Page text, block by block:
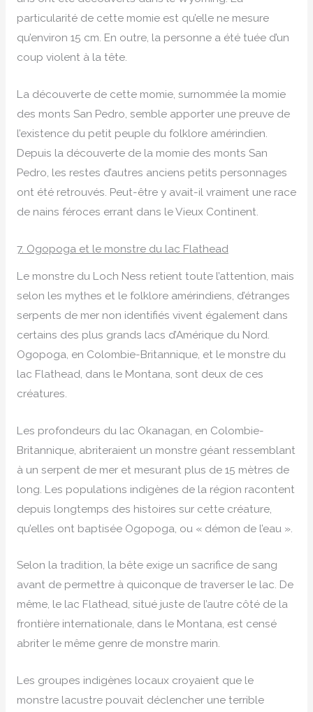
particularité de cette momie est qu’elle ne mesure
qu’environ 15 cm. En outre, la personne a été tuée d’un
coup violent à la tête.
La découverte de cette momie, surnommée la momie
des monts San Pedro, semble apporter une preuve de
l’existence du petit peuple du folklore amérindien.
Depuis la découverte de la momie des monts San
Pedro, les restes d’autres anciens petits personnages
ont été retrouvés. Peut-être y avait-il vraiment une race
de nains féroces errant dans le Vieux Continent.
7. Ogopoga et le monstre du lac Flathead
Le monstre du Loch Ness retient toute l’attention, mais
selon les mythes et le folklore amérindiens, d’étranges
serpents de mer non identifiés vivent également dans
certains des plus grands lacs d’Amérique du Nord.
Ogopoga, en Colombie-Britannique, et le monstre du
lac Flathead, dans le Montana, sont deux de ces
créatures.
Les profondeurs du lac Okanagan, en Colombie-
Britannique, abriteraient un monstre géant ressemblant
à un serpent de mer et mesurant plus de 15 mètres de
long. Les populations indigènes de la région racontent
depuis longtemps des histoires sur cette créature,
qu’elles ont baptisée Ogopoga, ou « démon de l’eau ».
Selon la tradition, la bête exige un sacrifice de sang
avant de permettre à quiconque de traverser le lac. De
même, le lac Flathead, situé juste de l’autre côté de la
frontière internationale, dans le Montana, est censé
abriter le même genre de monstre marin.
Les groupes indigènes locaux croyaient que le
monstre lacustre pouvait déclencher une terrible